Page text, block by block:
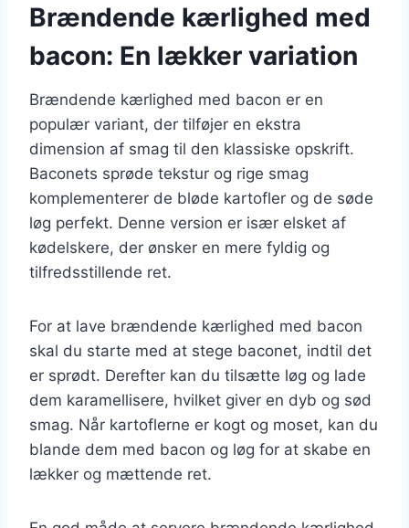
Brændende kærlighed med
bacon: En lækker variation
Brændende kærlighed med bacon er en
populær variant, der tilføjer en ekstra
dimension af smag til den klassiske opskrift.
Baconets sprøde tekstur og rige smag
komplementerer de bløde kartofler og de søde
løg perfekt. Denne version er især elsket af
kødelskere, der ønsker en mere fyldig og
tilfredsstillende ret.
For at lave brændende kærlighed med bacon
skal du starte med at stege baconet, indtil det
er sprødt. Derefter kan du tilsætte løg og lade
dem karamellisere, hvilket giver en dyb og sød
smag. Når kartoflerne er kogt og moset, kan du
blande dem med bacon og løg for at skabe en
lækker og mættende ret.